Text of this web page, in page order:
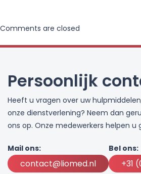
Comments are closed
Persoonlijk
Heeft u vragen over uw
onze dienstverlening? Neem dan
ons op. Onze medewerkers helpen u
Mail ons:
contact@liomed.nl
Bel ons:
+31